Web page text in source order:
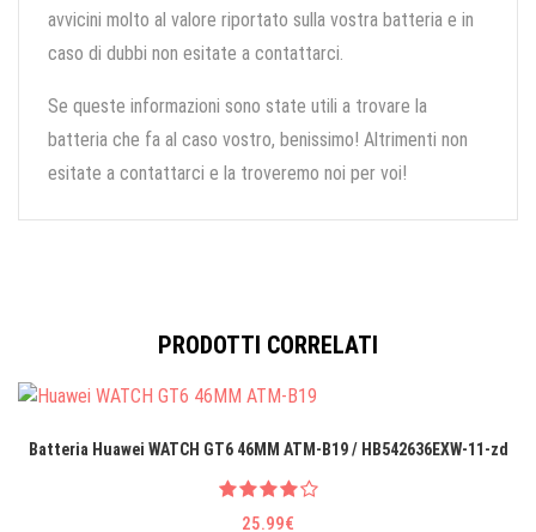
avvicini molto al valore riportato sulla vostra batteria e in
caso di dubbi non esitate a contattarci.
Se queste informazioni sono state utili a trovare la
batteria che fa al caso vostro, benissimo! Altrimenti non
esitate a contattarci e la troveremo noi per voi!
PRODOTTI CORRELATI
Batteria Huawei WATCH GT6 46MM ATM-B19 / HB542636EXW-11-zd
25.99€